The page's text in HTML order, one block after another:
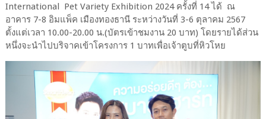
International Pet Variety Exhibition 2024 ครั้งที่ 14 ได้ ณ
อาคาร 7-8 อิมแพ็ค เมืองทองธานี ระหว่างวันที่ 3-6 ตุลาคม 2567
ตั้งแต่เวลา 10.00-20.00 น.(บัตรเข้าชมงาน 20 บาท) โดยรายได้ส่วน
หนึ่งจะนำไปบริจาคเข้าโครงการ 1 บาทเพื่อเจ้าตูบที่หิวโหย